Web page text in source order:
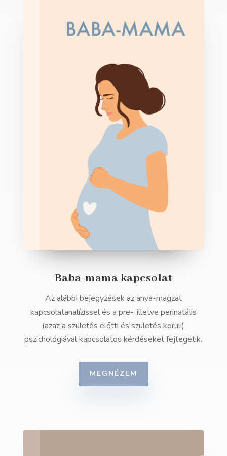
Baba-mama kapcsolat
Az alábbi bejegyzések az anya-magzat
kapcsolatanalízissel és a pre-, illetve perinatális
(azaz a születés előtti és születés körüli)
pszichológiával kapcsolatos kérdéseket fejtegetik.
MEGNÉZEM